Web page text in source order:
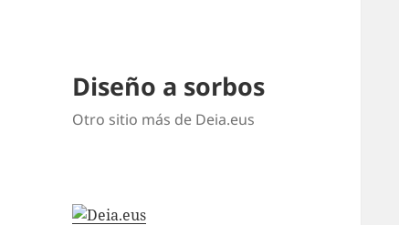
Diseño a sorbos
Otro sitio más de Deia.eus